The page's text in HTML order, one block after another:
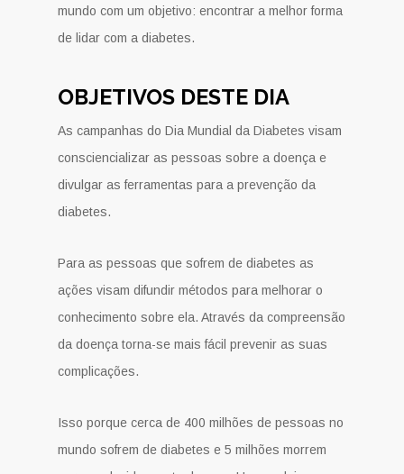
mundo com um objetivo: encontrar a melhor forma
de lidar com a diabetes.
OBJETIVOS DESTE DIA
As campanhas do Dia Mundial da Diabetes visam
consciencializar as pessoas sobre a doença e
divulgar as ferramentas para a prevenção da
diabetes.
Para as pessoas que sofrem de diabetes as
ações visam difundir métodos para melhorar o
conhecimento sobre ela. Através da compreensão
da doença torna-se mais fácil prevenir as suas
complicações.
Isso porque cerca de 400 milhões de pessoas no
mundo sofrem de diabetes e 5 milhões morrem